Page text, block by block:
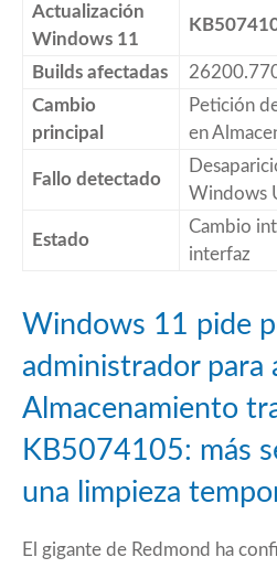
Actualización
Windows 11
Builds afectadas
Cambio
principal
Petición
en
Fallo detectado
Windows
Estado
Cambio
interfaz
Windows 11 pide
administrador para
Almacenamiento
KB5074105: más
una limpieza
El gigante de Redmond ha